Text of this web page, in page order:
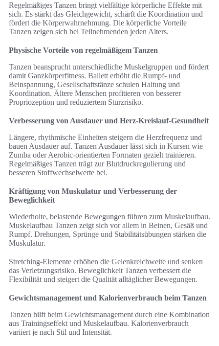
Regelmäßiges Tanzen bringt vielfältige körperliche Effekte mit
sich. Es stärkt das Gleichgewicht, schärft die Koordination und
fördert die Körperwahrnehmung. Die körperliche Vorteile
Tanzen zeigen sich bei Teilnehmenden jeden Alters.
Physische Vorteile von regelmäßigem Tanzen
Tanzen beansprucht unterschiedliche Muskelgruppen und fördert
damit Ganzkörperfitness. Ballett erhöht die Rumpf- und
Beinspannung, Gesellschaftstänze schulen Haltung und
Koordination. Ältere Menschen profitieren von besserer
Propriozeption und reduziertem Sturzrisiko.
Verbesserung von Ausdauer und Herz-Kreislauf-Gesundheit
Längere, rhythmische Einheiten steigern die Herzfrequenz und
bauen Ausdauer auf. Tanzen Ausdauer lässt sich in Kursen wie
Zumba oder Aerobic-orientierten Formaten gezielt trainieren.
Regelmäßiges Tanzen trägt zur Blutdruckregulierung und
besseren Stoffwechselwerte bei.
Kräftigung von Muskulatur und Verbesserung der
Beweglichkeit
Wiederholte, belastende Bewegungen führen zum Muskelaufbau.
Muskelaufbau Tanzen zeigt sich vor allem in Beinen, Gesäß und
Rumpf. Drehungen, Sprünge und Stabilitätsübungen stärken die
Muskulatur.
Stretching-Elemente erhöhen die Gelenkreichweite und senken
das Verletzungsrisiko. Beweglichkeit Tanzen verbessert die
Flexibilität und steigert die Qualität alltäglicher Bewegungen.
Gewichtsmanagement und Kalorienverbrauch beim Tanzen
Tanzen hilft beim Gewichtsmanagement durch eine Kombination
aus Trainingseffekt und Muskelaufbau. Kalorienverbrauch
variiert je nach Stil und Intensität.